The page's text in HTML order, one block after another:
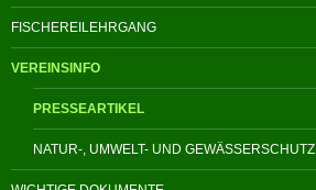
FISCHEREILEHRGANG
VEREINSINFO
PRESSEARTIKEL
NATUR-, UMWELT- UND GEWÄSSERSCHUTZ